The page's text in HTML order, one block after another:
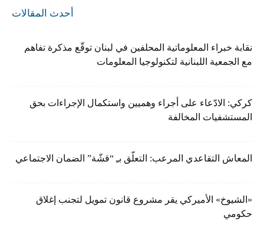
أحدث المقالات
نقابة خبراء المعلوماتية المحلفين في لبنان توقّع مذكرة تفاهم
مع الجمعية اللبنانية لتكنولوجيا المعلومات
كركي: الادّعاء على أجراء وهميين واستكمال الإجراءات بحق
المستشفيات المخالفة
المعاش التقاعدي المرعب: التعلّق بـِ “قشّة” الضمان الاجتماعي
«الشيوخ» الأميركي يقر مشروع قانون تمويل لتجنب إغلاق
حكومي